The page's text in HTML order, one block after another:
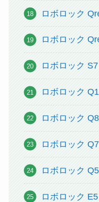
ロボロック
ロボロック
ロボロック
ロボロック
ロボロック
ロボロック
ロボロック
ロボロック E5